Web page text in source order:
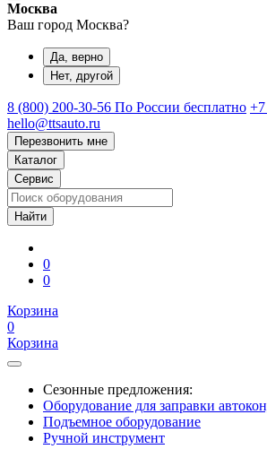
Москва
Ваш город Москва?
Да, верно
Нет, другой
8 (800) 200-30-56 По России бесплатно
hello@ttsauto.ru
Перезвонить мне
Каталог
Сервис
0
0
Корзина
0
Корзина
Сезонные предложения:
Оборудование для заправки
Подъемное оборудование
Ручной инструмент